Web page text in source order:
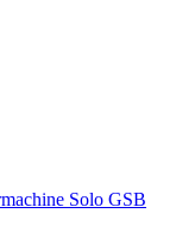
Solo GSB